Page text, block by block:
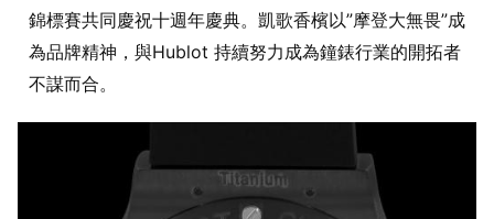
錦標賽共同慶祝十週年慶典。凱歌香檳以”摩登大無畏”成
為品牌精神，與Hublot 持續努力成為鐘錶行業的開拓者
不謀而合。